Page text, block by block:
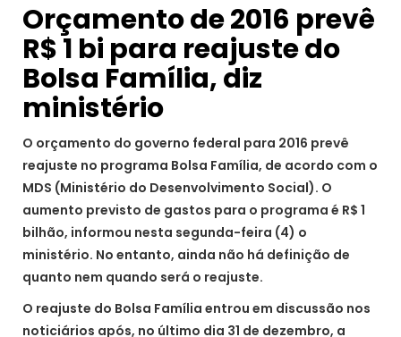
Orçamento de 2016 prevê
R$ 1 bi para reajuste do
Bolsa Família, diz
ministério
O orçamento do governo federal para 2016 prevê
reajuste no programa Bolsa Família, de acordo com o
MDS (Ministério do Desenvolvimento Social). O
aumento previsto de gastos para o programa é R$ 1
bilhão, informou nesta segunda-feira (4) o
ministério. No entanto, ainda não há definição de
quanto nem quando será o reajuste.
O reajuste do Bolsa Família entrou em discussão nos
noticiários após, no último dia 31 de dezembro, a